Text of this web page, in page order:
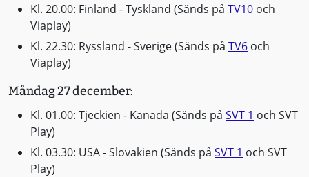
Kl. 20.00: Finland - Tyskland (Sänds på TV10 och
Viaplay)
Kl. 22.30: Ryssland - Sverige (Sänds på TV6 och
Viaplay)
Måndag 27 december:
Kl. 01.00: Tjeckien - Kanada (Sänds på SVT 1 och SVT
Play)
Kl. 03.30: USA - Slovakien (Sänds på SVT 1 och SVT
Play)